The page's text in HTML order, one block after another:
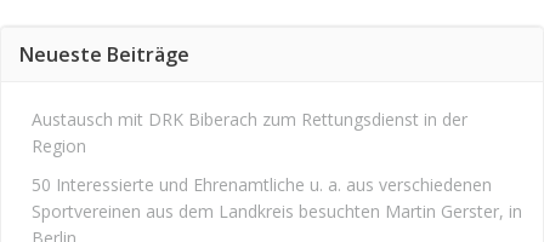
Neueste Beiträge
Austausch mit DRK Biberach zum Rettungsdienst in der
Region
50 Interessierte und Ehrenamtliche u. a. aus verschiedenen
Sportvereinen aus dem Landkreis besuchten Martin Gerster, in